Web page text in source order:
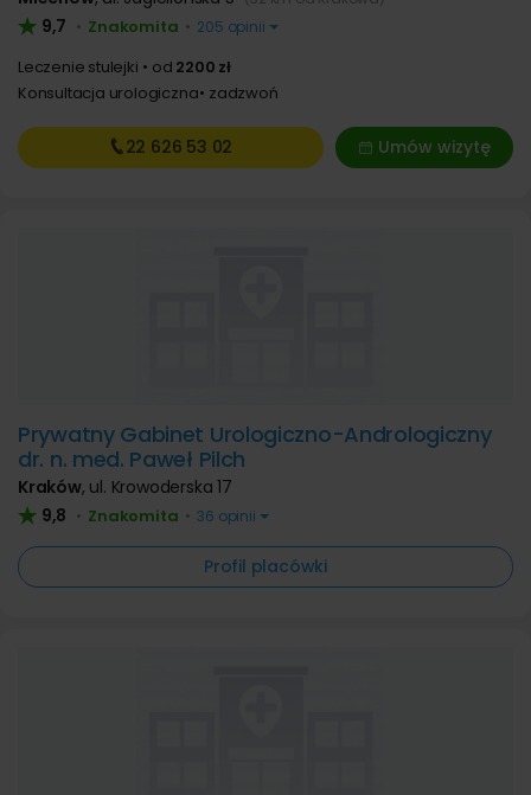
9,7 • Znakomita • 205 opinii
Leczenie stulejki od 2200 zł
Konsultacja urologiczna zadzwoń
Umów wizytę
22 626 53 02
Prywatny Gabinet Urologiczno-Andrologiczny
dr. n. med. Paweł Pilch
Kraków, ul. Krowoderska 17
9,8 • Znakomita • 36 opinii
Profil placówki